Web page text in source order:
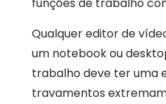
Qualquer editor de
um notebook ou
trabalho deve ter uma
travamentos